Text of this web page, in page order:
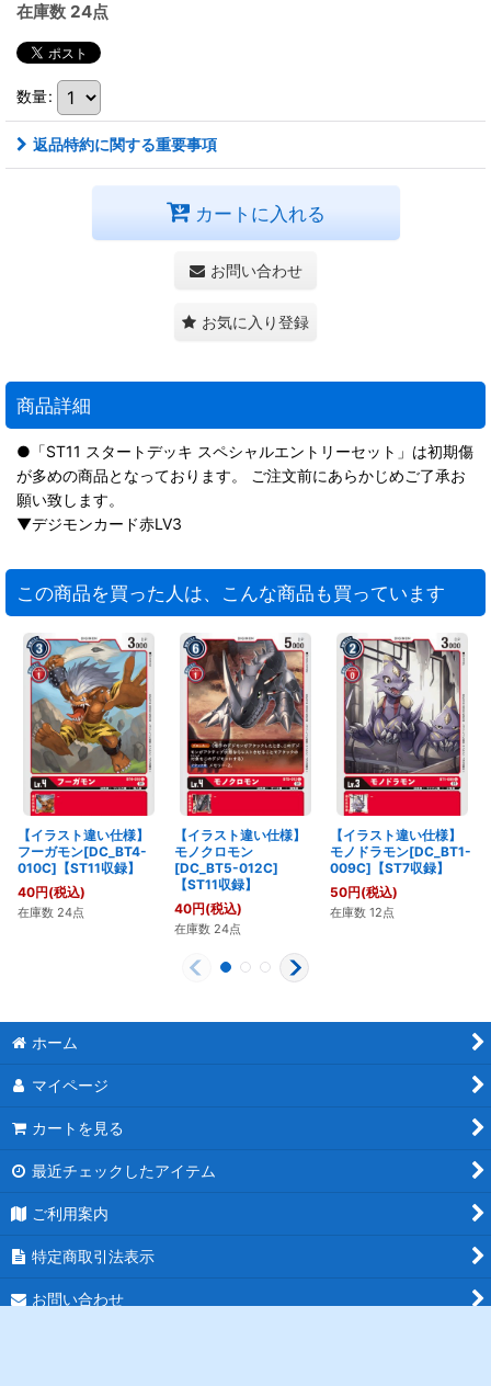
在庫数 24点
数量:
返品特約に関する重要事項
カートに入れる
お問い合わせ
お気に入り登録
商品詳細
●「ST11 スタートデッキ スペシャルエントリーセット」は初期傷
が多めの商品となっております。 ご注文前にあらかじめご了承お
願い致します。
▼デジモンカード赤LV3
この商品を買った人は、こんな商品も買っています
【イラスト違い仕様】
フーガモン[DC_BT4-
010C]【ST11収録】
40円(税込)
在庫数 24点
【イラスト違い仕様】
モノクロモン
[DC_BT5-012C]
【ST11収録】
40円(税込)
在庫数 24点
【イラスト違い仕様】
モノドラモン[DC_BT1-
009C]【ST7収録】
50円(税込)
在庫数 12点
ホーム
マイページ
カートを見る
最近チェックしたアイテム
ご利用案内
特定商取引法表示
お問い合わせ